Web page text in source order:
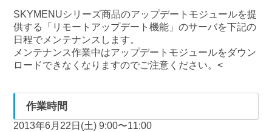
SKYMENUシリーズ商品のアップデートモジュールを提
供する「リモートアップデート機能」のサーバを下記の
日程でメンテナンスします。
メンテナンス作業中はアップデートモジュールをダウン
ロードできなくなりますのでご注意ください。<
作業時間
2013年6月22日(土) 9:00〜11:00